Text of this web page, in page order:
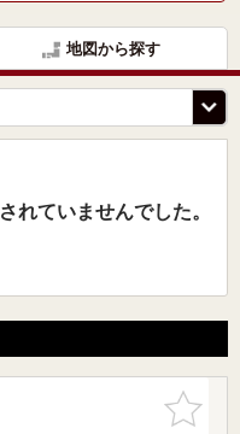
地図から探す
れていませんでした。
お気に入
りに追加